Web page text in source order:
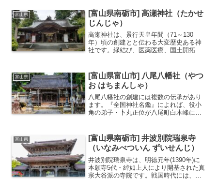
てきました。最大の見どころは、高さ約
3.5メートルの巨大な...
富山県
[富山県南砺市] 高瀬神社（たかせ
じんじゃ）
高瀬神社は、景行天皇年間（71～130
年）頃の創建とと伝わる大変歴史ある神
社です。縁結び、医薬医療、国土開拓、
ある天活玉命、産業の神様である五十猛
命を祀っています。境内...
富山県
[富山県富山市] 八尾八幡社（やつ
お はちまんしゃ）
八尾八幡社の創建には複数の伝承があり
ます。『全国神社名鑑』によれば、役小
角の弟子・卜丸正位が八尾町白木峰に金
まりとされます。当初、白木峰の地にあ
った社は、天正4年（15...
富山県
[富山県南砺市] 井波別院瑞泉寺
（いなみべついん ずいせんじ）
井波別院瑞泉寺は、明徳元年(1390年)に
本願寺5代・綽如上人により開基された真
宗大谷派の寺院です。戦国時代には、越